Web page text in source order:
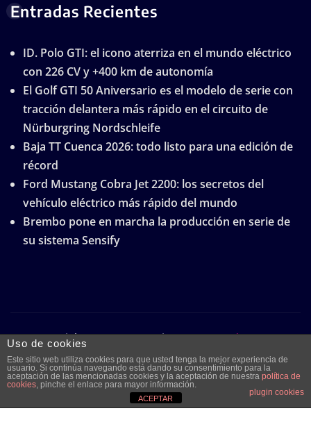
Entradas Recientes
ID. Polo GTI: el icono aterriza en el mundo eléctrico
con 226 CV y +400 km de autonomía
El Golf GTI 50 Aniversario es el modelo de serie con
tracción delantera más rápido en el circuito de
Nürburgring Nordschleife
Baja TT Cuenca 2026: todo listo para una edición de
récord
Ford Mustang Cobra Jet 2200: los secretos del
vehículo eléctrico más rápido del mundo
Brembo pone en marcha la producción en serie de
su sistema Sensify
Copyright © 2026 | Funciona conWordPress|
Frankfurt Newspor ThemeArile
Aviso legal y
Publicidad Contacto
Uso de cookies
Este sitio web utiliza cookies para que usted tenga la mejor experiencia de
usuario. Si continúa navegando está dando su consentimiento para la
aceptación de las mencionadas cookies y la aceptación de nuestra política de
cookies, pinche el enlace para mayor información.
plugin cookies
ACEPTAR